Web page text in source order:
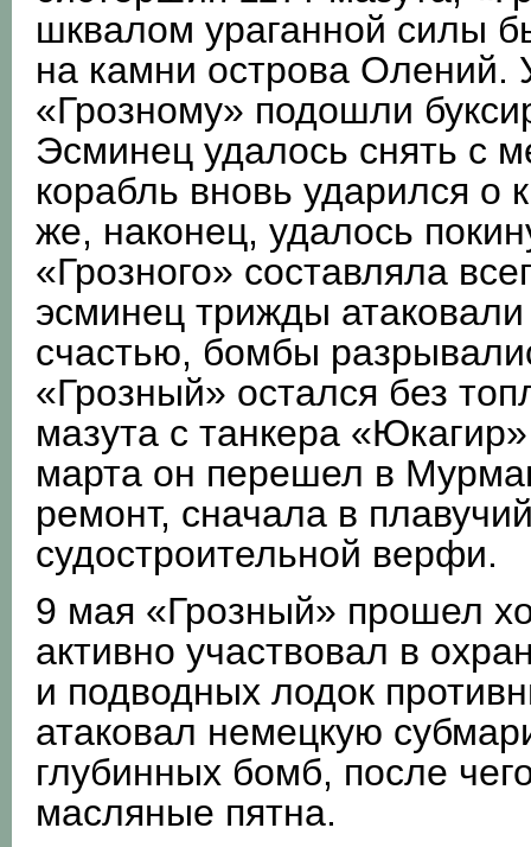
шквалом ураганной силы
на камни острова Олений.
«Грозному» подошли
Эсминец удалось снять с
корабль вновь ударился о
же, наконец, удалось
«Грозного» составляла
эсминец трижды
счастью, бомбы
«Грозный» остался без
мазута с танкера
марта он перешел в
ремонт, сначала в
судостроительной верфи.
9 мая «Грозный» прошел
активно участвовал в
и подводных лодок
атаковал немецкую
глубинных бомб, после
масляные пятна.